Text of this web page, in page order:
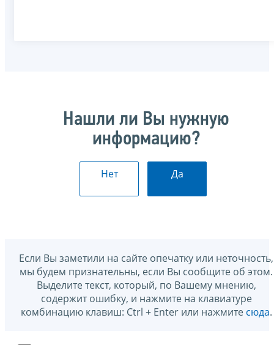
Нашли ли Вы нужную
информацию?
Нет Да
Если Вы заметили на сайте опечатку или неточность,
мы будем признательны, если Вы сообщите об этом.
Выделите текст, который, по Вашему мнению,
содержит ошибку, и нажмите на клавиатуре
комбинацию клавиш: Ctrl + Enter или нажмите сюда.